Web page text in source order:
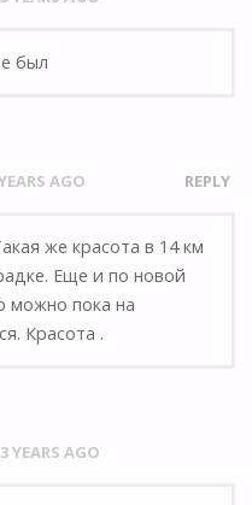
был
AGO REPLY
же красота в 14 км
Еще и по новой
можно пока на
Красота .
YEARS AGO